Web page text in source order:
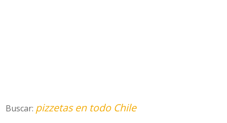
Buscar: pizzetas en todo Chile